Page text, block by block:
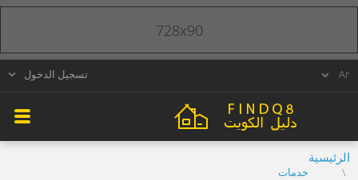
تسجيل الدخول
الرئيسية
خدمات
728x90